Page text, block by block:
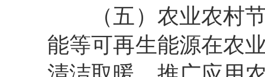
（五）农业农村节
能等可再生能源在农